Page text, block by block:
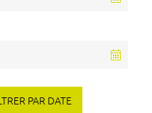
PAR DATE